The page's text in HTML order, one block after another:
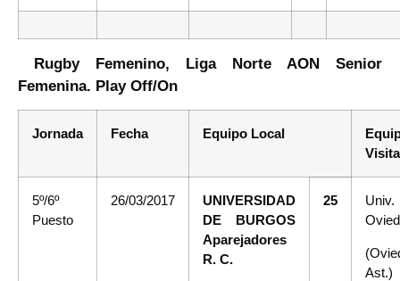
Rugby Femenino, Liga Norte AON Senior
Femenina. Play Off/On
Jornada Fecha Equipo Local
5º/6º
Puesto
26/03/2017
UNIVERSIDAD
DE BURGOS
Aparejadores
R. C.
25
Univ.
Ast.)